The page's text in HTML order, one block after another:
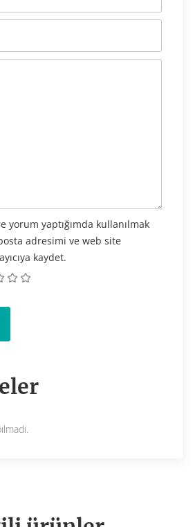
yorum yaptığımda kullanılmak
adresimi ve web site
kaydet.